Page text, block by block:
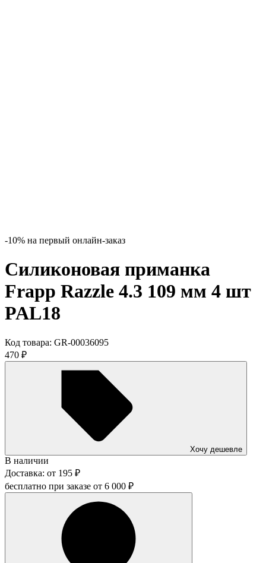
-10% на первый онлайн-заказ
Силиконовая приманка
Frapp Razzle 4.3 109 мм 4 шт
PAL18
Код товара: GR-00036095
470 ₽
Хочу дешевле
В наличии
Доставка: от 195 ₽
бесплатно при заказе от 6 000 ₽